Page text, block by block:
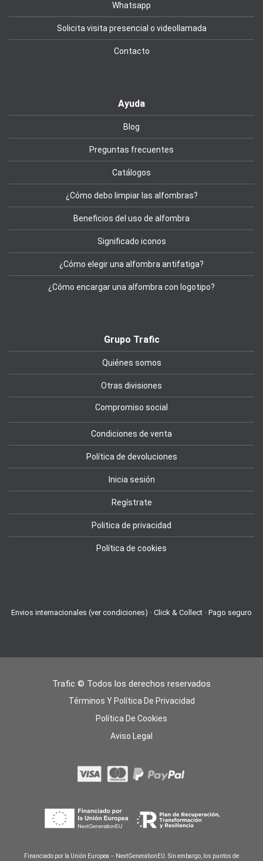
Whatsapp
Solicita visita presencial o videollamada
Contacto
Ayuda
Blog
Preguntas frecuentes
Catálogos
¿Cómo debo limpiar las alfombras?
Beneficios del uso de alfombra
Significado iconos
¿Cómo elegir una alfombra antifatiga?
¿Cómo encargar una alfombra con logotipo?
Grupo Trafic
Quiénes somos
Otras divisiones
Compromiso social
Condiciones de venta
Política de devoluciones
Inicia sesión
Regístrate
Politica de privacidad
Política de cookies
Envios internacionales (ver condiciones) · Click & Collect · Pago seguro
Trafic © Todos los derechos reservados
Términos Y Política De Privacidad
Política De Cookies
Aviso Legal
Financiado por la Unión Europea – NextGenerationEU. Sin embargo, los puntos de